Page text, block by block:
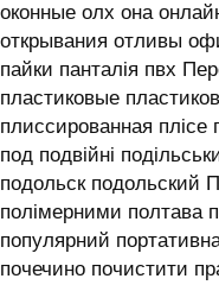
оконные олх она
открывания отливы
пайки панталія пвх
пластиковые
плиссированная
под подвійні
подольск
полімерними полтава
популярний
почечино почистити